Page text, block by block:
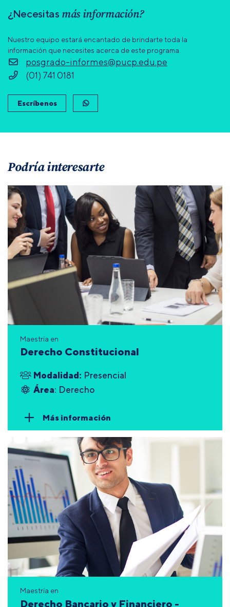
¿Necesitas más información?
Nuestro equipo estará encantado de brindarte toda la
información que necesites acerca de este programa.
posgrado-informes@pucp.edu.pe
(01) 741 0181
Escríbenos
Podría interesarte
Maestría en
Derecho Constitucional
Modalidad: Presencial
Área: Derecho
Más información
Maestría en
Derecho Bancario y Financiero -